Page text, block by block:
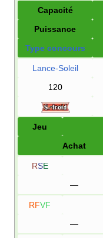
Capacité
Puissance
Type concours
Lance-Soleil
120
Jeu
Achat
RSE
—
RFVF
—